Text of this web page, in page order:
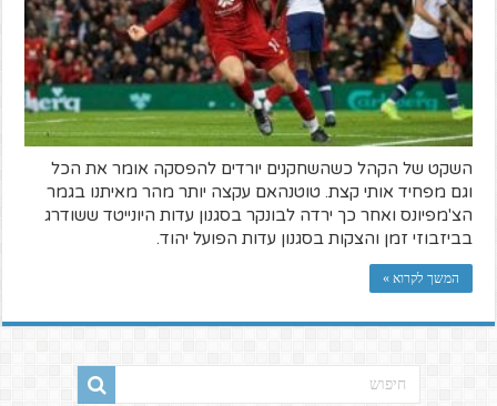
השקט של הקהל כשהשחקנים יורדים להפסקה אומר את הכל
וגם מפחיד אותי קצת. טוטנהאם עקצה יותר מהר מאיתנו בגמר
הצ'מפיונס ואחר כך ירדה לבונקר בסגנון עדות היונייטד ששודרג
בביזבוזי זמן והצקות בסגנון עדות הפועל יהוד.
המשך לקרוא »